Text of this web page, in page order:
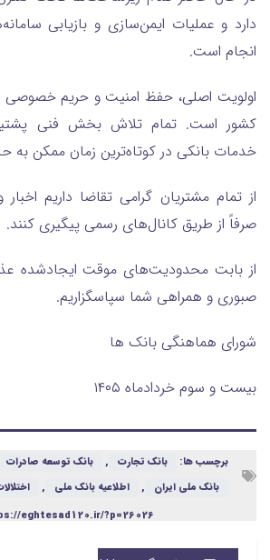
دارد و عملیات ایمن‌سازی و بازیابی
انجام است.
اولویت اصلی، حفظ امنیت و حریم خصوصی
کشور است. تمام تلاش بخش فنی
خدمات بانکی در کوتاه‌ترین زمان ممکن به
از تمام مشتریان گرامی تقاضا داریم
صرفاً از طریق کانال‌های رسمی پیگیری کنند.
از بابت محدودیت‌های موقت ایجادشده
صبوری و همراهی شما سپاسگزاریم.
شورای هماهنگی بانک ها
بیست و سوم خردادماه ۱۴۰۵
برچسب ها: بانک تجارت , بانک توسعه صادرات
بانک ملی ایران
, اطلاعیه بانک ملی ,
eghtesad120.ir/?p=26026